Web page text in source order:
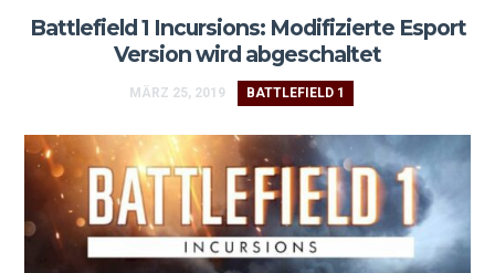
Battlefield 1 Incursions: Modifizierte Esport
Version wird abgeschaltet
MÄRZ 25, 2019 BATTLEFIELD 1